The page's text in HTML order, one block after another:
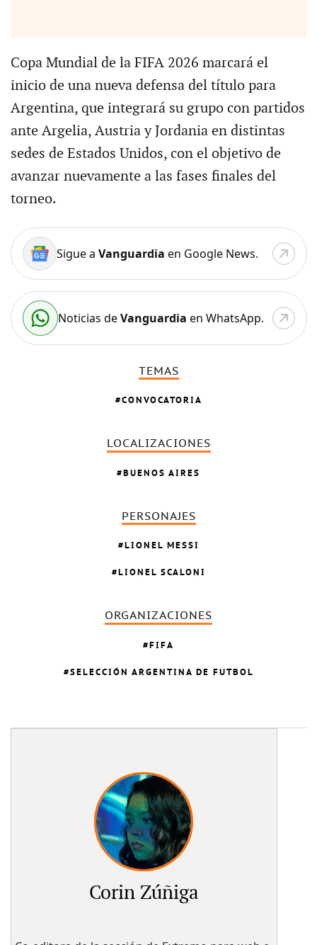
Copa Mundial de la FIFA 2026 marcará el
inicio de una nueva defensa del título para
Argentina, que integrará su grupo con partidos
ante Argelia, Austria y Jordania en distintas
sedes de Estados Unidos, con el objetivo de
avanzar nuevamente a las fases finales del
torneo.
Sigue a Vanguardia en Google News.
Noticias deVanguardia en WhatsApp.
TEMAS
CONVOCATORIA
LOCALIZACIONES
BUENOS AIRES
PERSONAJES
LIONEL MESSI
LIONEL SCALONI
ORGANIZACIONES
FIFA
SELECCIÓN ARGENTINA DE FUTBOL
Corin Zúñiga